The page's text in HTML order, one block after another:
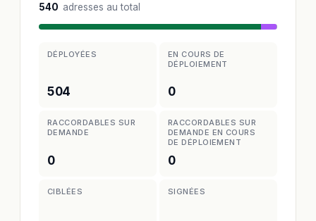
540 adresses au total
DÉPLOYÉES
504
EN COURS DE
DÉPLOIEMENT
0
RACCORDABLES SUR
DEMANDE
0
RACCORDABLES SUR
DEMANDE EN COURS
DE DÉPLOIEMENT
0
CIBLÉES SIGNÉES